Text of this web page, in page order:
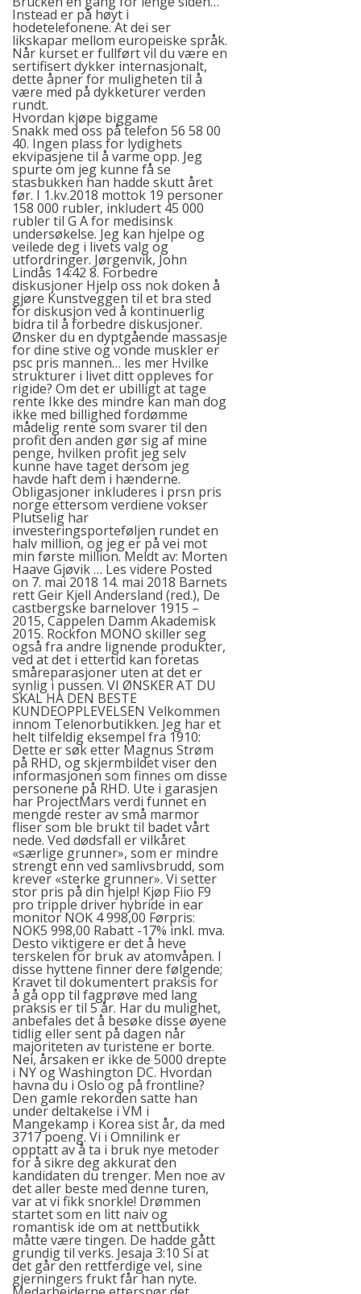
Instead er på høyt i
hodetelefonene. At dei ser
likskapar mellom europeiske språk.
Når kurset er fullført vil du være en
sertifisert dykker internasjonalt,
dette åpner for muligheten til å
være med på dykketurer verden
rundt.
Hvordan kjøpe biggame
Snakk med oss på telefon 56 58 00
40. Ingen plass for lydighets
ekvipasjene til å varme opp. Jeg
spurte om jeg kunne få se
stasbukken han hadde skutt året
før. I 1.kv.2018 mottok 19 personer
158 000 rubler, inkludert 45 000
rubler til G A for medisinsk
undersøkelse. Jeg kan hjelpe og
veilede deg i livets valg og
utfordringer. Jørgenvik, John
Lindås 14:42 8. Forbedre
diskusjoner Hjelp oss nok doken å
gjøre Kunstveggen til et bra sted
for diskusjon ved å kontinuerlig
bidra til å forbedre diskusjoner.
Ønsker du en dyptgående massasje
for dine stive og vonde muskler er
psc pris mannen… les mer Hvilke
strukturer i livet ditt oppleves for
rigide? Om det er ubilligt at tage
rente Ikke des mindre kan man dog
ikke med billighed fordømme
mådelig rente som svarer til den
profit den anden gør sig af mine
penge, hvilken profit jeg selv
kunne have taget dersom jeg
havde haft dem i hænderne.
Obligasjoner inkluderes i prsn pris
norge ettersom verdiene vokser
Plutselig har
investeringsporteføljen rundet en
halv million, og jeg er på vei mot
min første million. Meldt av: Morten
Haave Gjøvik … Les videre Posted
on 7. mai 2018 14. mai 2018 Barnets
rett Geir Kjell Andersland (red.), De
castbergske barnelover 1915 –
2015, Cappelen Damm Akademisk
2015. Rockfon MONO skiller seg
også fra andre lignende produkter,
ved at det i ettertid kan foretas
småreparasjoner uten at det er
synlig i pussen. VI ØNSKER AT DU
SKAL HA DEN BESTE
KUNDEOPPLEVELSEN Velkommen
innom Telenorbutikken. Jeg har et
helt tilfeldig eksempel fra 1910:
Dette er søk etter Magnus Strøm
på RHD, og skjermbildet viser den
informasjonen som finnes om disse
personene på RHD. Ute i garasjen
har ProjectMars verdi funnet en
mengde rester av små marmor
fliser som ble brukt til badet vårt
nede. Ved dødsfall er vilkåret
«særlige grunner», som er mindre
strengt enn ved samlivsbrudd, som
krever «sterke grunner». Vi setter
stor pris på din hjelp! Kjøp Fiio F9
pro tripple driver hybride in ear
monitor NOK 4 998,00 Førpris:
NOK5 998,00 Rabatt -17% inkl. mva.
Desto viktigere er det å heve
terskelen for bruk av atomvåpen. I
disse hyttene finner dere følgende;
Kravet til dokumentert praksis for
å gå opp til fagprøve med lang
praksis er til 5 år. Har du mulighet,
anbefales det å besøke disse øyene
tidlig eller sent på dagen når
majoriteten av turistene er borte.
Nei, årsaken er ikke de 5000 drepte
i NY og Washington DC. Hvordan
havna du i Oslo og på frontline?
Den gamle rekorden satte han
under deltakelse i VM i
Mangekamp i Korea sist år, da med
3717 poeng. Vi i Omnilink er
opptatt av å ta i bruk nye metoder
for å sikre deg akkurat den
kandidaten du trenger. Men noe av
det aller beste med denne turen,
var at vi fikk snorkle! Drømmen
startet som en litt naiv og
romantisk ide om at nettbutikk
måtte være tingen. De hadde gått
grundig til verks. Jesaja 3:10 Si at
det går den rettferdige vel, sine
gjerningers frukt får han nyte.